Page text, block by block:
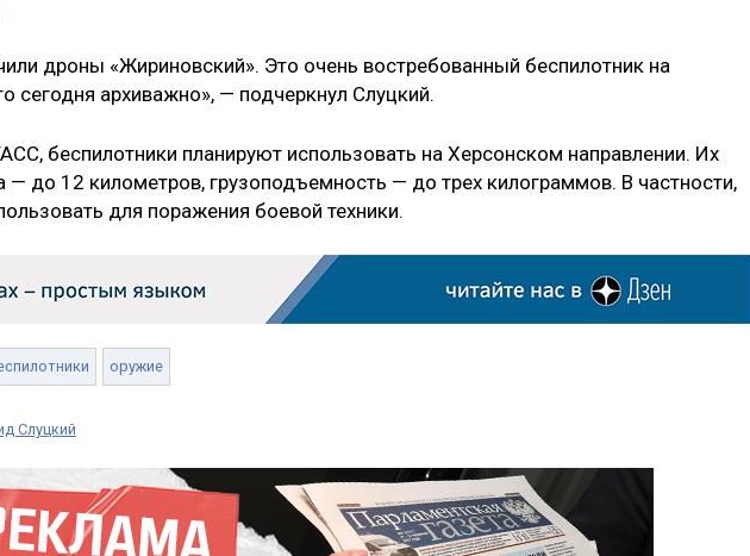
дроны «Жириновский». Это очень востребованный беспилотник на
сегодня архиважно», — подчеркнул Слуцкий.
беспилотники планируют использовать на Херсонском направлении. Их
— до 12 километров, грузоподъемность — до трех килограммов. В частности,
для поражения боевой техники.
оружие
Слуцкий